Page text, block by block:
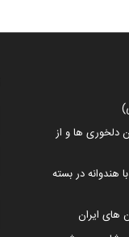
دلخوری ها و از
هندوانه در بسته
های ایران